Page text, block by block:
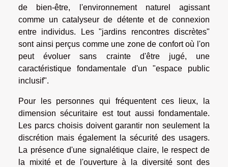
de bien-être, l'environnement naturel agissant
comme un catalyseur de détente et de connexion
entre individus. Les "jardins rencontres discrètes"
sont ainsi perçus comme une zone de confort où l'on
peut évoluer sans crainte d'être jugé, une
caractéristique fondamentale d'un "espace public
inclusif".
Pour les personnes qui fréquentent ces lieux, la
dimension sécuritaire est tout aussi fondamentale.
Les parcs choisis doivent garantir non seulement la
discrétion mais également la sécurité des usagers.
La présence d'une signalétique claire, le respect de
la mixité et de l'ouverture à la diversité sont des